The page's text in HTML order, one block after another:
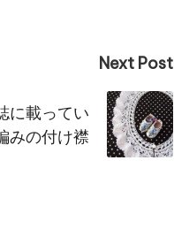
Next Post
に載ってい
みの付け襟